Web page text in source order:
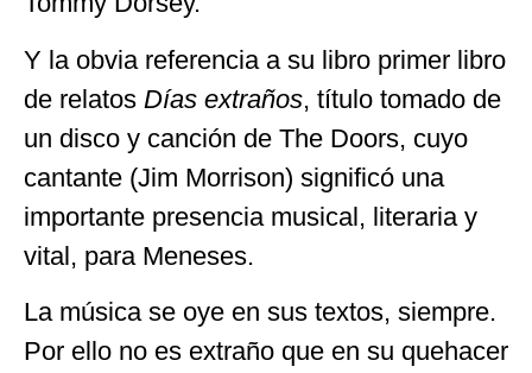
Y la obvia referencia a su libro primer libro
de relatos Días extraños, título tomado de
un disco y canción de The Doors, cuyo
cantante (Jim Morrison) significó una
importante presencia musical, literaria y
vital, para Meneses.
La música se oye en sus textos, siempre.
Por ello no es extraño que en su quehacer